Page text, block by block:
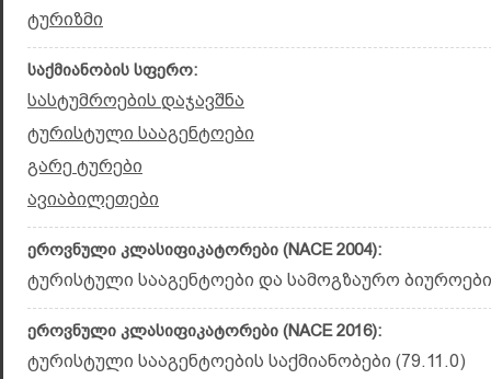
ტურიზმი
საქმიანობის სფერო:
სასტუმროების დაჯავშნა
ტურისტული სააგენტოები
გარე ტურები
ავიაბილეთები
ეროვნული კლასიფიკატორები (NACE 2004):
ტურისტული სააგენტოები და სამოგზაურო
ეროვნული კლასიფიკატორები (NACE 2016):
ტურისტული სააგენტოების საქმიანობები (79.11.0)